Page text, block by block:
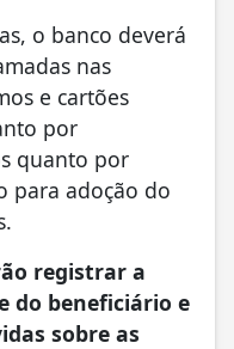
o banco deverá
nas
e cartões
por
quanto por
para adoção do
registrar a
do beneficiário e
sobre as